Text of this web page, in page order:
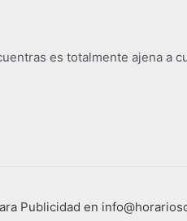
es totalmente ajena a
Publicidad en